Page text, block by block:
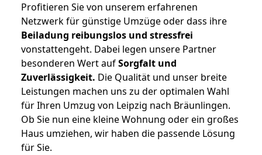
Profitieren Sie von unserem erfahrenen
Netzwerk für günstige Umzüge oder dass ihre
Beiladung reibungslos und stressfrei
vonstattengeht. Dabei legen unsere Partner
besonderen Wert aufSorgfalt und
Zuverlässigkeit. Die Qualität und unser breite
Leistungen machen uns zu der optimalen Wahl
für Ihren Umzug von Leipzig nach Bräunlingen.
Ob Sie nun eine kleine Wohnung oder ein großes
Haus umziehen, wir haben die passende Lösung
für Sie.